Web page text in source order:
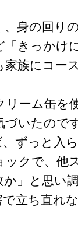
身の回り
きっかけ
族にコー
ーム缶を
づいたので
ずっと入
ックで、他
」と思い
立ち直れ